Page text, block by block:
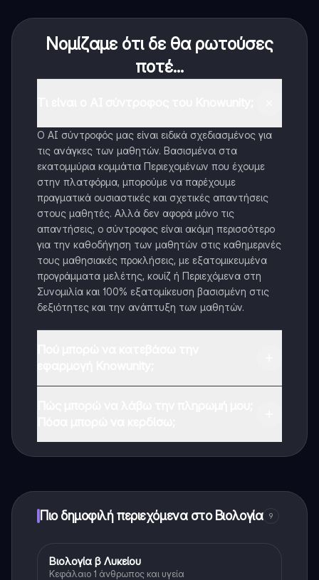
Νομίζαμε ότι δε θα ρωτούσες
ποτέ...
Ο AI σύντροφός μας είναι ειδικά σχεδιασμένος για
τις ανάγκες των μαθητών. Βασισμένοι στα
εκατομμύρια κομμάτια Περιεχομένων που έχουμε
στην πλατφόρμα, μπορούμε να παρέχουμε
πραγματικά ουσιαστικές και σχετικές απαντήσεις
στους μαθητές. Αλλά δεν αφορά μόνο τις
απαντήσεις, ο σύντροφος είναι ακόμη περισσότερο
για την καθοδήγηση των μαθητών στις καθημερινές
τους μαθησιακές προκλήσεις, με εξατομικευμένα
προγράμματα μελέτης, κουίζ ή Περιεχόμενα στη
Συνομιλία και 100% εξατομίκευση βασισμένη στις
δεξιότητες και την ανάπτυξη των μαθητών.
Πιο δημοφιλή περιεχόμενα στο Βιολογία 9
Βιολογία
Βιολογία β Λυκείου
Κεφάλαιο 1 άνθρωπος και υγεία